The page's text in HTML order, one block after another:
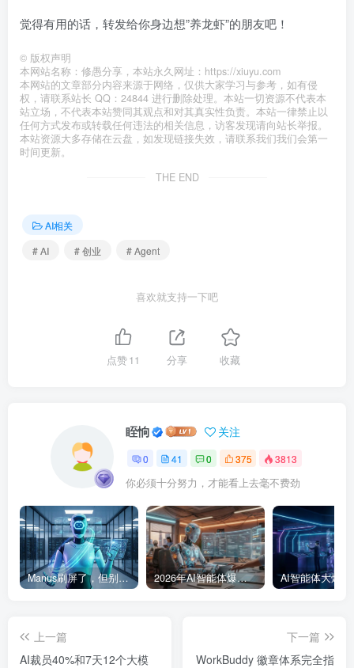
觉得有用的话，转发给你身边想”养龙虾”的朋友吧！
© 版权声明
本网站名称：修愚分享，本站永久网址：https://xiuyu.com
本网站的文章部分内容来源于网络，仅供大家学习与参考，如有侵
权，请联系站长 QQ：24844 进行删除处理。本站一切资源不代表本
站立场，不代表本站赞同其观点和对其真实性负责。本站一律禁止以
任何方式发布或转载任何违法的相关信息，访客发现请向站长举报。
本站资源大多存储在云盘，如发现链接失效，请联系我们我们会第一
时间更新。
THE END
AI相关
# AI
# 创业 # Agent
喜欢就支持一下吧
点赞11 分享 收藏
眰恦 关注
0 41 0 375 3813
你必须十分努力，才能看上去毫不费劲
Manus刷屏了，但别急着高潮 2026年AI智能体爆发：这次AI真能干活了
上一篇
AI裁员40%和7天12个大模
下一篇
WorkBuddy 徽章体系完全指